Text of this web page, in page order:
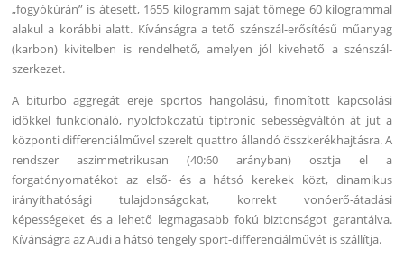
„fogyókúrán” is átesett, 1655 kilogramm saját tömege 60 kilogrammal
alakul a korábbi alatt. Kívánságra a tető szénszál-erősítésű műanyag
(karbon) kivitelben is rendelhető, amelyen jól kivehető a szénszál-
szerkezet.
A biturbo aggregát ereje sportos hangolású, finomított kapcsolási
időkkel funkcionáló, nyolcfokozatú tiptronic sebességváltón át jut a
központi differenciálművel szerelt quattro állandó összkerékhajtásra. A
rendszer aszimmetrikusan (40:60 arányban) osztja el a
forgatónyomatékot az első- és a hátsó kerekek közt, dinamikus
irányíthatósági tulajdonságokat, korrekt vonóerő-átadási
képességeket és a lehető legmagasabb fokú biztonságot garantálva.
Kívánságra az Audi a hátsó tengely sport-differenciálművét is szállítja.